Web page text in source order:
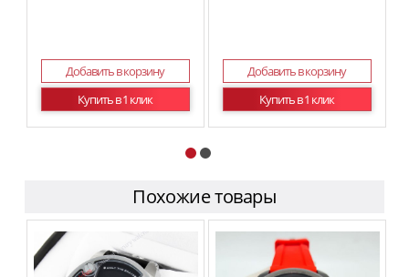
Добавить в корзину
Купить в 1 клик
Добавить в корзину
Купить в 1 клик
Похожие товары